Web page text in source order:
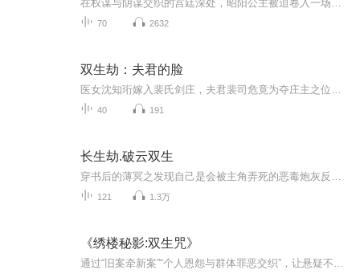
70 2632
双生劫：夫君的脸
40 191
长生劫.破云双生
121 1.3万
《绣楼秘影:双生咒》